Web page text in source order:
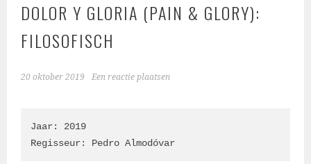
DOLOR Y GLORIA (PAIN & GLORY):
FILOSOFISCH
20 oktober 2019 Een reactie plaatsen
Jaar: 2019
Regisseur: Pedro Almodóvar